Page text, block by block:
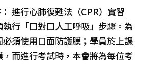
行心肺復甦法（CPR）實習
行「口對口人工呼吸」步驟。為
須使用口面防護膜；學員於上課
而進行考試時，本會將為每位考